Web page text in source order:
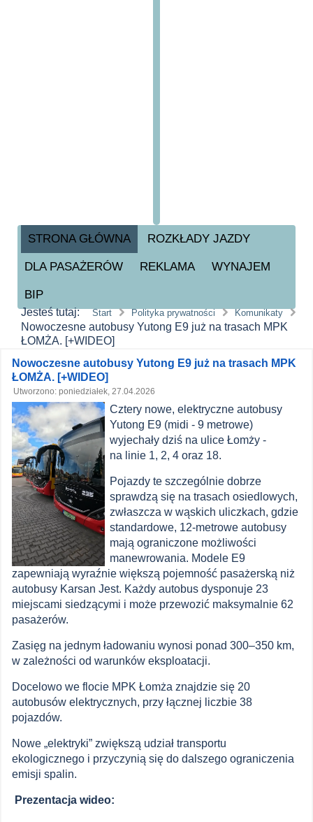
STRONA GŁÓWNA ROZKŁADY JAZDY
DLA PASAŻERÓW REKLAMA WYNAJEM
BIP
Jesteś tutaj: Start Polityka prywatności Komunikaty
Nowoczesne autobusy Yutong E9 już na trasach MPK
ŁOMŻA. [+WIDEO]
Zawartość
główna
MPK
Łomża
Nowoczesne autobusy Yutong E9 już na trasach MPK
ŁOMŻA. [+WIDEO]
Utworzono: poniedziałek, 27.04.2026
Cztery nowe, elektryczne autobusy
Yutong E9 (midi - 9 metrowe)
wyjechały dziś na ulice Łomży -
na linie 1, 2, 4 oraz 18.
Pojazdy te szczególnie dobrze
sprawdzą się na trasach osiedlowych,
zwłaszcza w wąskich uliczkach, gdzie
standardowe, 12-metrowe autobusy
mają ograniczone możliwości
manewrowania. Modele E9
zapewniają wyraźnie większą pojemność pasażerską niż
autobusy Karsan Jest. Każdy autobus dysponuje 23
miejscami siedzącymi i może przewozić maksymalnie 62
pasażerów.
Zasięg na jednym ładowaniu wynosi ponad 300–350 km,
w zależności od warunków eksploatacji.
Docelowo we flocie MPK Łomża znajdzie się 20
autobusów elektrycznych, przy łącznej liczbie 38
pojazdów.
Nowe „elektryki” zwiększą udział transportu
ekologicznego i przyczynią się do dalszego ograniczenia
emisji spalin.
Prezentacja wideo: